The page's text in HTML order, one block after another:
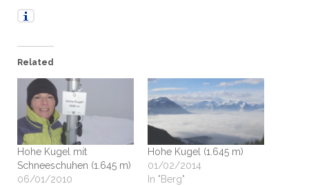
Related
Hohe Kugel mit
Schneeschuhen (1.645 m)
06/01/2010
Hohe Kugel (1.645 m)
01/02/2014
In "Berg"